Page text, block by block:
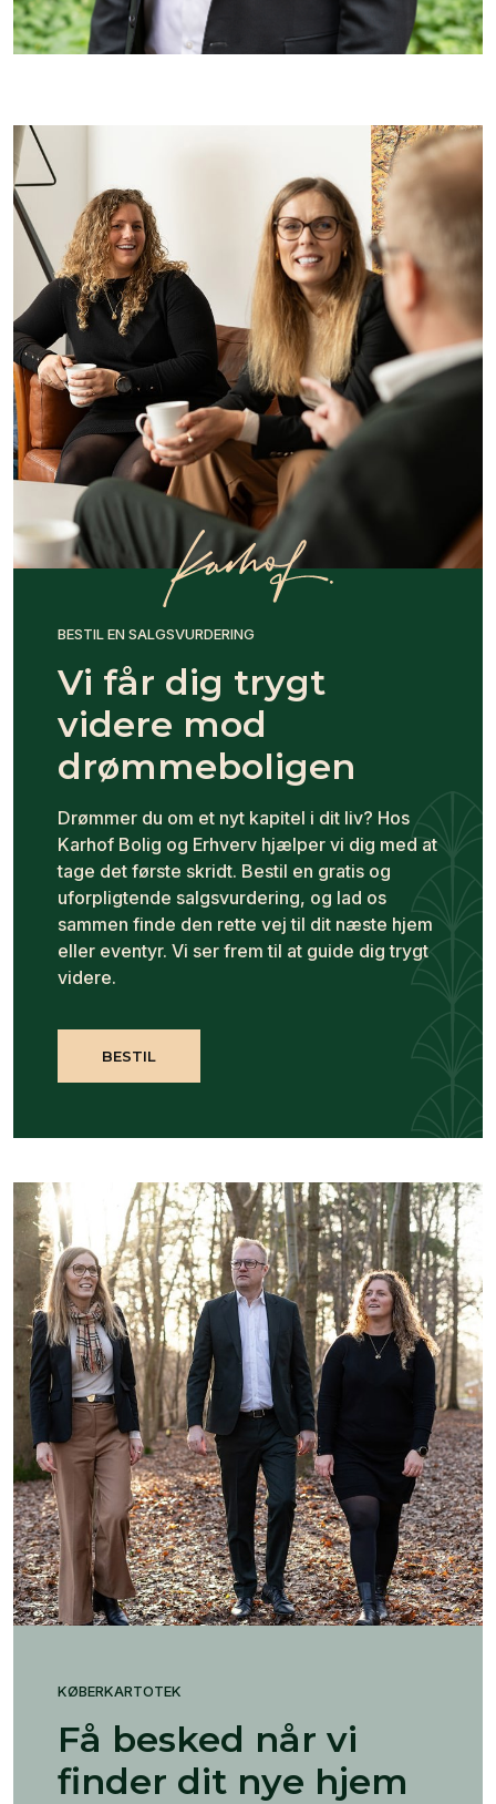
BESTIL EN SALGSVURDERING
Vi får dig trygt
videre mod
drømmeboligen
Drømmer du om et nyt kapitel i dit liv? Hos
Karhof Bolig og Erhverv hjælper vi dig med at
tage det første skridt. Bestil en gratis og
uforpligtende salgsvurdering, og lad os
sammen finde den rette vej til dit næste hjem
eller eventyr. Vi ser frem til at guide dig trygt
videre.
BESTIL
KØBERKARTOTEK
Få besked når vi
finder dit nye hjem